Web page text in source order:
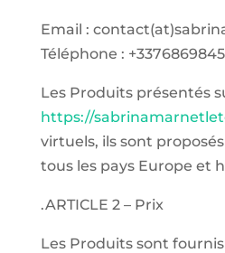
Email :
Téléphone :
Les Produits présentés
https://
virtuels, ils sont
tous les pays Europe et
.ARTICLE 2 – Prix
Les Produits sont